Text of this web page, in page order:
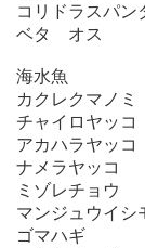
コリドラスパン
ベタ オス
海水魚
カクレクマノミ
チャイロヤッコ
アカハラヤッコ
ナメラヤッコ
ミゾレチョウ
マンジュウイシ
ゴマハギ